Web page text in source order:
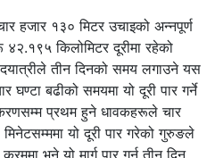
हजार १३० मिटर उचाइको अन्नपूर्ण
४२.१९५ किलोमिटर दूरीमा रहेको
तीन दिनको समय लगाउने यस
घण्टा बढीको समयमा यो दूरी पार गर्ने
प्रथम हुने धावकहरूले चार
यो दूरी पार गरेको गुरुङले
भने यो मार्ग पार गर्न तीन दिन